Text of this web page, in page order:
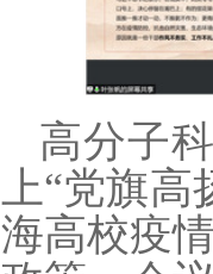
高分子
上“党旗高
海高校疫